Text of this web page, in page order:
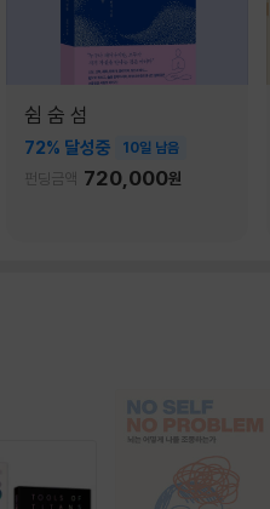
쉼 숨 섬
72% 달성중 10일 남음
펀딩금액 720,000원